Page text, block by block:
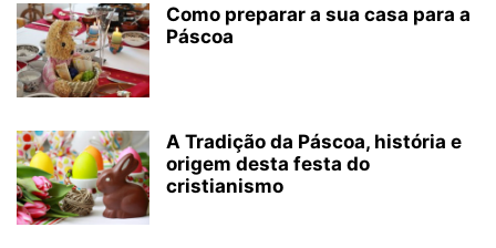
Como preparar a sua casa para a
Páscoa
A Tradição da Páscoa, história e
origem desta festa do
cristianismo